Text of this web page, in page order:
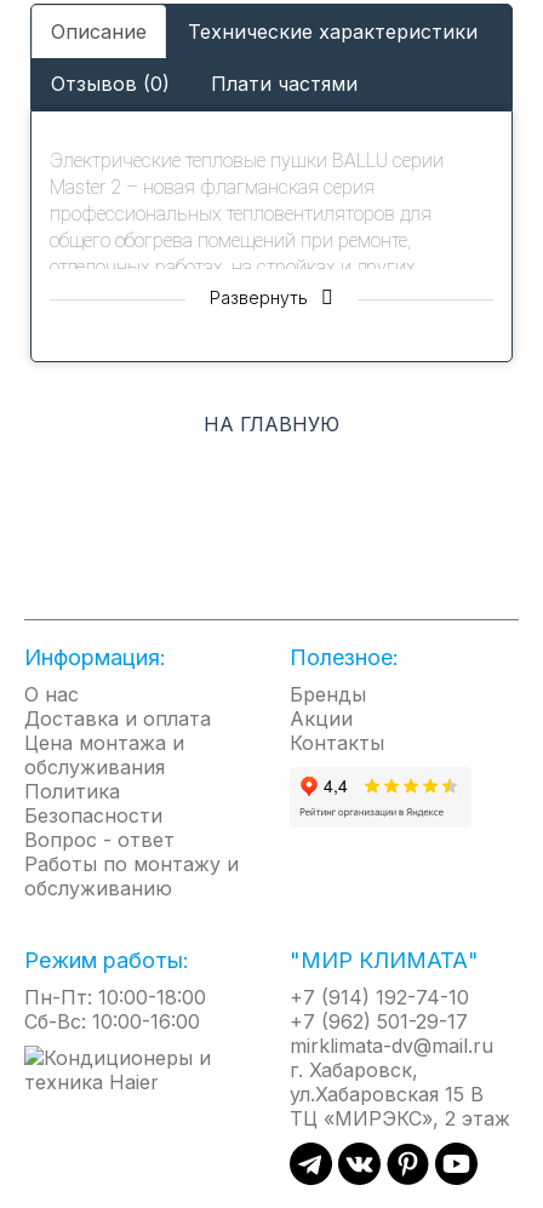
Описание Технические характеристики
Отзывов (0) Плати частями
Электрические тепловые пушки BALLU серии
Master 2 – новая флагманская серия
профессиональных тепловентиляторов для
общего обогрева помещений при ремонте,
отделочных работах, на стройках и других
объектах, где есть потребность в автономном
Тепловентиляторы данной серии могут работать в
вентиляторов. Новая панель управления со
компоненты с большим ресурсом работы,
высокоточный капиллярный терморегулятор и
защитный термостат с функцией блокировки
автоматического включения в случае перегрева.
Тепловентиляторы Master 2 предназначены для
непрерывной работы 24/7 в самых суровых
условиях эксплуатации, даже при отрицательных
температурах до -30°С. Новая опора-трансформер
с увеличенным «дорожным просветом»
(тепловентилятор можно ставить на
возможностью наклона.
Самая мощная 40 кВт модель серии Master 2
дополнительно к остальным преимуществам
серии комплектуется трёхскоростным
вентилятором, позволяющим регулировать
производительность по воздуху. Поставляется на
колёсном шасси для удобного перемещения.
Развернуть
НА ГЛАВНУЮ
Информация:
О нас
Доставка и оплата
Цена монтажа и
обслуживания
Политика
Безопасности
Вопрос - ответ
Работы по монтажу и
обслуживанию
Полезное:
Бренды
Акции
Контакты
Режим работы:
Пн-Пт: 10:00-18:00
Сб-Вс: 10:00-16:00
"МИР КЛИМАТА"
+7 (914) 192-74-10
+7 (962) 501-29-17
mirklimata-dv@mail.ru
г. Хабаровск,
ул.Хабаровская 15 В
ТЦ «МИРЭКС», 2 этаж